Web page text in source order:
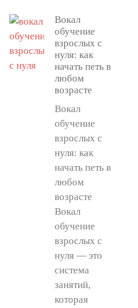
Вокал
обучение
взрослых с
нуля: как
начать петь в
любом
возрасте
Вокал
обучение
взрослых с
нуля: как
начать петь в
любом
возрасте
Вокал
обучение
взрослых с
нуля — это
система
занятий,
которая